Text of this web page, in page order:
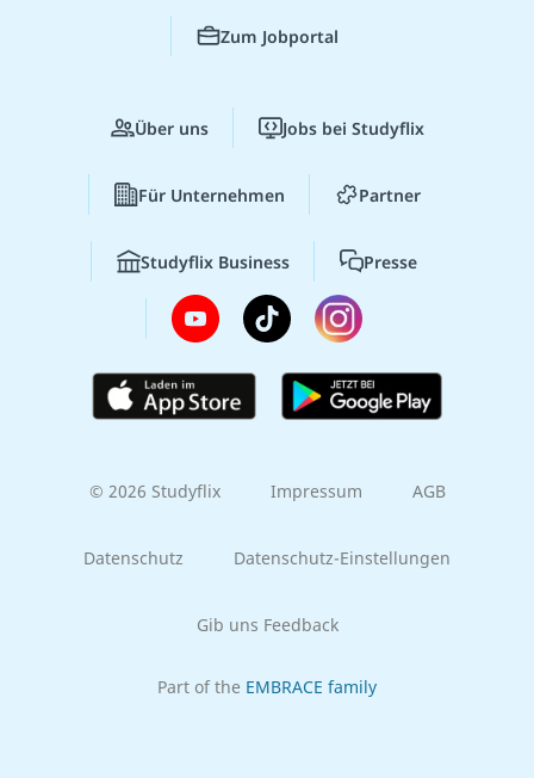
Zum Jobportal
Über uns Jobs bei Studyflix
Für Unternehmen Partner
Studyflix Business Presse
© 2026 Studyflix Impressum AGB
Datenschutz Datenschutz-Einstellungen
Gib uns Feedback
Part of the EMBRACE family